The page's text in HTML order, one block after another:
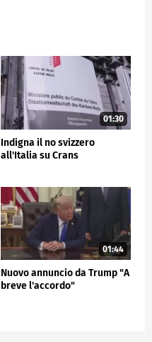
01:30
Indigna il no svizzero
all'Italia su Crans
01:44
Nuovo annuncio da Trump "A
breve l'accordo"